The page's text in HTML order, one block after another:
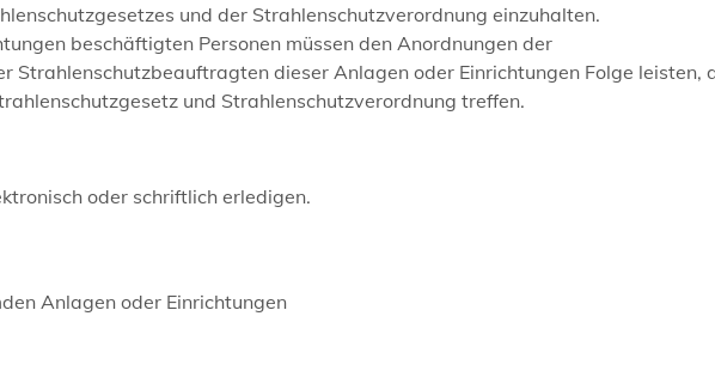
und der Strahlenschutzverordnung einzuhalten.
beschäftigten Personen müssen den Anordnungen der
Strahlenschutzbeauftragten dieser Anlagen oder Einrichtungen Folge leisten,
und Strahlenschutzverordnung treffen.
oder schriftlich erledigen.
Anlagen oder Einrichtungen